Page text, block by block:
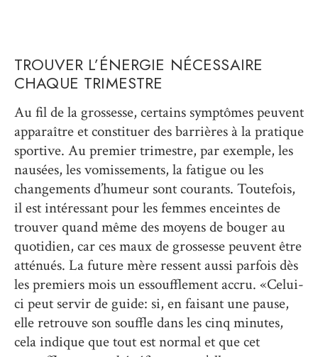
TROUVER L’ÉNERGIE NÉCESSAIRE
CHAQUE TRIMESTRE
Au fil de la grossesse, certains symptômes peuvent
apparaître et constituer des barrières à la pratique
sportive. Au premier trimestre, par exemple, les
nausées, les vomissements, la fatigue ou les
changements d’humeur sont courants. Toutefois,
il est intéressant pour les femmes enceintes de
trouver quand même des moyens de bouger au
quotidien, car ces maux de grossesse peuvent être
atténués. La future mère ressent aussi parfois dès
les premiers mois un essoufflement accru. «Celui-
ci peut servir de guide: si, en faisant une pause,
elle retrouve son souffle dans les cinq minutes,
cela indique que tout est normal et que cet